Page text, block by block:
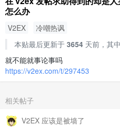
怎么办
V2EX
冷嘲热讽
本贴最后更新于 3654天前，其
就不能就事论事吗
https://v2ex.com/t/297453
相关帖子
V2EX 应该是被墙了